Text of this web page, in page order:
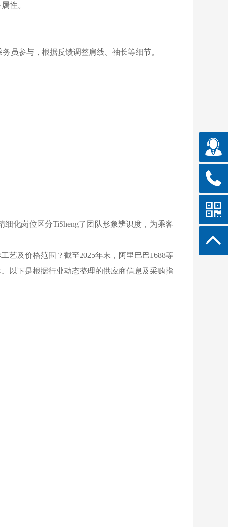
性。
员参与，根据反馈调整肩线、袖长等细节。
化岗位区分TiSheng了团队形象辨识度，为乘客
艺及价格范围？截至2025年末，阿里巴巴1688等
以下是根据行业动态整理的供应商信息及采购指